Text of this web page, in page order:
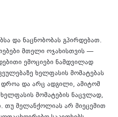
და ნაცნობობას გპირდებათ.
მთელი ოჯახისთვის —
ემოციები ნამდვილად
ხელფასის მომატებას
და არც ადგილი, ამიტომ
მომატების ნაცვლად,
თუ მელანქოლიას არ მიეცემით